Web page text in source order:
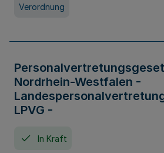
Verordnung
Nordrhein-Westfalen -
LPVG -
In Kraft